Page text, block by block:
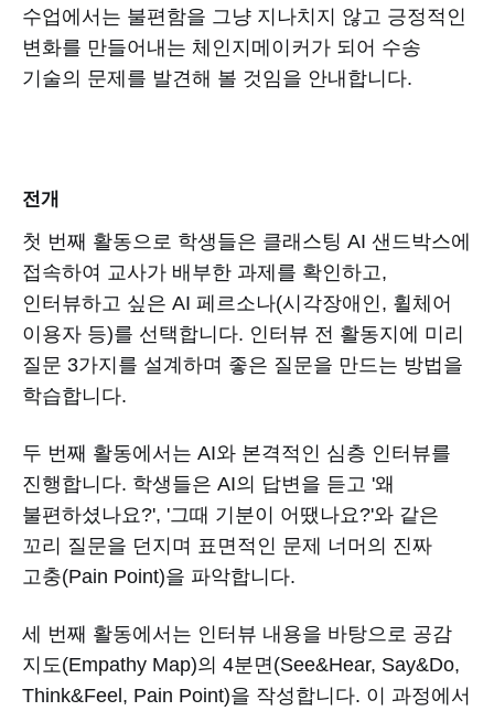
수업에서는 불편함을 그냥 지나치지 않고 긍정적인
변화를 만들어내는 체인지메이커가 되어 수송
기술의 문제를 발견해 볼 것임을 안내합니다.
전개
첫 번째 활동으로 학생들은 클래스팅 AI 샌드박스에
접속하여 교사가 배부한 과제를 확인하고,
인터뷰하고 싶은 AI 페르소나(시각장애인, 휠체어
이용자 등)를 선택합니다. 인터뷰 전 활동지에 미리
질문 3가지를 설계하며 좋은 질문을 만드는 방법을
학습합니다.
두 번째 활동에서는 AI와 본격적인 심층 인터뷰를
진행합니다. 학생들은 AI의 답변을 듣고 '왜
불편하셨나요?', '그때 기분이 어땠나요?'와 같은
꼬리 질문을 던지며 표면적인 문제 너머의 진짜
고충(Pain Point)을 파악합니다.
세 번째 활동에서는 인터뷰 내용을 바탕으로 공감
지도(Empathy Map)의 4분면(See&Hear, Say&Do,
Think&Feel, Pain Point)을 작성합니다. 이 과정에서